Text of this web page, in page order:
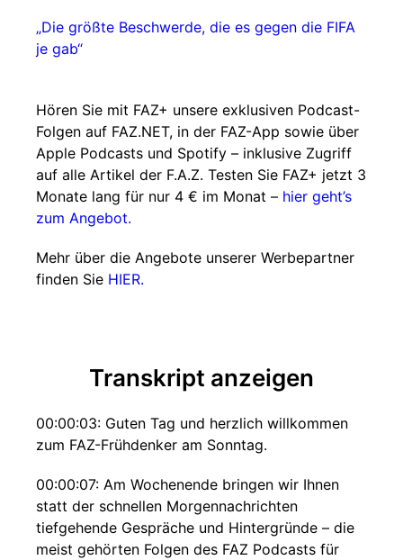
„Die größte Beschwerde, die es gegen die FIFA
je gab“
Hören Sie mit FAZ+ unsere exklusiven Podcast-
Folgen auf FAZ.NET, in der FAZ-App sowie über
Apple Podcasts und Spotify – inklusive Zugriff
auf alle Artikel der F.A.Z. Testen Sie FAZ+ jetzt 3
Monate lang für nur 4 € im Monat – hier geht’s
zum Angebot.
Mehr über die Angebote unserer Werbepartner
finden Sie HIER.
Transkript anzeigen
00:00:03: Guten Tag und herzlich willkommen
zum FAZ-Frühdenker am Sonntag.
00:00:07: Am Wochenende bringen wir Ihnen
statt der schnellen Morgennachrichten
tiefgehende Gespräche und Hintergründe – die
meist gehörten Folgen des FAZ Podcasts für